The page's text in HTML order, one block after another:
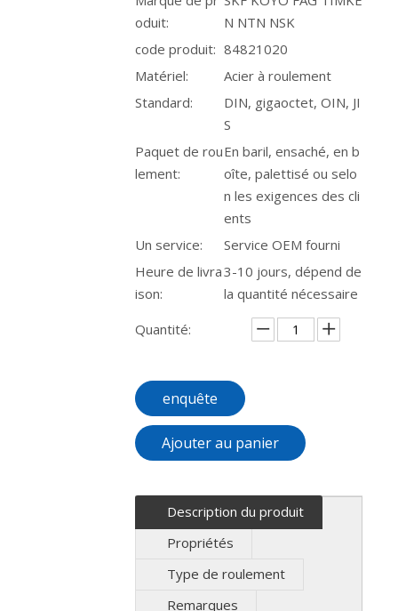
oduit:
N NTN NSK
code produit: 84821020
Matériel:
Acier à roulement
Standard:
DIN, gigaoctet, OIN, JI
S
Paquet de rou
lement:
En baril, ensaché, en b
oîte, palettisé ou selo
n les exigences des cli
ents
Un service:
Service OEM fourni
Heure de livra
ison:
3-10 jours, dépend de
la quantité nécessaire
Quantité:
enquête
Ajouter au panier
Description du produit
Propriétés
Type de roulement
Remarques